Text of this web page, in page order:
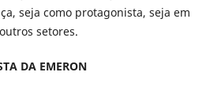
seja como protagonista, seja em
setores.
DA EMERON